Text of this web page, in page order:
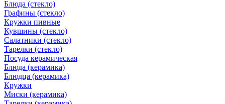
Блюда (стекло)
Графины (стекло)
Кружки пивные
Кувшины (стекло)
Салатники (стекло)
Тарелки (стекло)
Посуда керамическая
Блюда (керамика)
Блюдца (керамика)
Кружки
Миски (керамика)